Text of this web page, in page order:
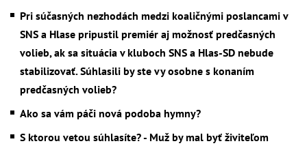
Pri súčasných nezhodách medzi koaličnými poslancami v
SNS a Hlase pripustil premiér aj možnosť predčasných
volieb, ak sa situácia v kluboch SNS a Hlas-SD nebude
stabilizovať. Súhlasili by ste vy osobne s konaním
predčasných volieb?
Ako sa vám páči nová podoba hymny?
S ktorou vetou súhlasíte? - Muž by mal byť živiteľom